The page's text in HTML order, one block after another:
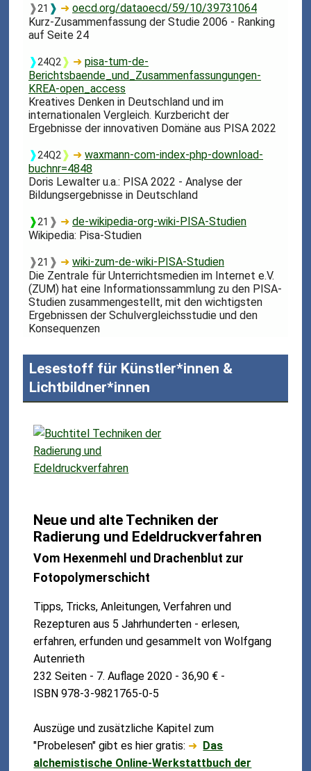
❱21 ❱ ➜oecd.org/dataoecd/59/10/39731064
Kurz-Zusammenfassung der Studie 2006 - Ranking
auf Seite 24
❱24Q2 ❱ ➜pisa-tum-de-
Berichtsbaende_und_Zusammenfassungungen-
KREA-open_access
Kreatives Denken in Deutschland und im
internationalen Vergleich. Kurzbericht der
Ergebnisse der innovativen Domäne aus PISA 2022
❱24Q2 ❱ ➜waxmann-com-index-php-download-
buchnr=4848
Doris Lewalter u.a.: PISA 2022 - Analyse der
Bildungsergebnisse in Deutschland
❱21 ❱ ➜de-wikipedia-org-wiki-PISA-Studien
Wikipedia: Pisa-Studien
❱21 ❱ ➜wiki-zum-de-wiki-PISA-Studien
Die Zentrale für Unterrichtsmedien im Internet e.V.
(ZUM) hat eine Informationssammlung zu den PISA-
Studien zusammengestellt, mit den wichtigsten
Ergebnissen der Schulvergleichsstudie und den
Konsequenzen
Lesestoff für Künstler*innen &
Lichtbildner*innen
Neue und alte Techniken der
Radierung und Edeldruckverfahren
Vom Hexenmehl und Drachenblut zur
Fotopolymerschicht
Tipps, Tricks, Anleitungen, Verfahren und
Rezepturen aus 5 Jahrhunderten - erlesen,
erfahren, erfunden und gesammelt von Wolfgang
Autenrieth
232 Seiten - 7. Auflage 2020 - 36,90 € -
ISBN 978-3-9821765-0-5
Auszüge und zusätzliche Kapitel zum
"Probelesen" gibt es hier gratis: ➜ Das
alchemistische Online-Werkstattbuch der